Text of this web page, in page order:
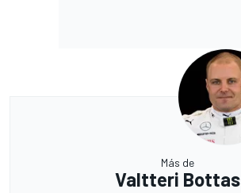
Más de
Valtteri Bottas